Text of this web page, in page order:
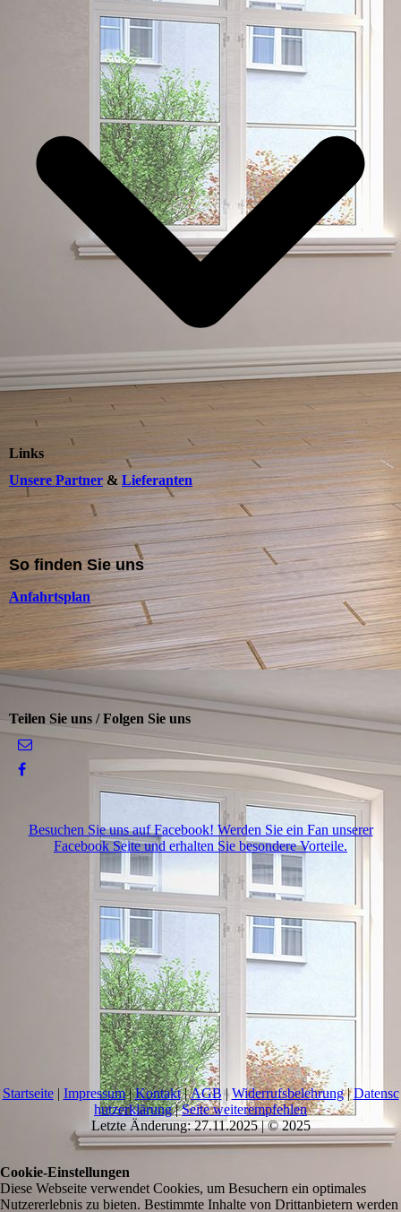
Links
Unsere Partner & Lieferanten
So finden Sie uns
Anfahrtsplan
Teilen Sie uns / Folgen Sie uns
Besuchen Sie uns auf Facebook! Werden Sie ein Fan unserer
Facebook Seite und erhalten Sie besondere Vorteile.
Startseite| Impressum|Kontakt|AGB|Widerrufsbelehrung|Datensc
hutzerklärung|Seite weiterempfehlen
Letzte Änderung: 27.11.2025 | © 2025
Cookie-Einstellungen
Diese Webseite verwendet Cookies, um Besuchern ein optimales
Nutzererlebnis zu bieten. Bestimmte Inhalte von Drittanbietern werden